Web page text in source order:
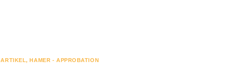
, HAMER - APPROBATION